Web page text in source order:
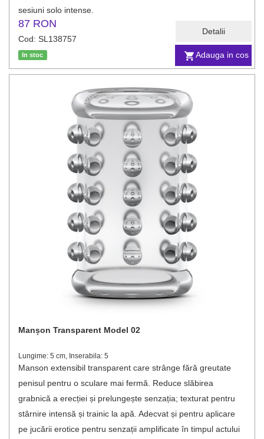
Adauga in cos
Detalii
sesiuni solo intense.
87 RON
Cod: SL138757
In stoc
Manșon Transparent Model 02
Lungime: 5 cm, Inserabila: 5
Manson extensibil transparent care strânge fără greutate
penisul pentru o sculare mai fermă. Reduce slăbirea
grabnică a erecției și prelungește senzația; texturat pentru
stârnire intensă și trainic la apă. Adecvat și pentru aplicare
pe jucării erotice pentru senzații amplificate în timpul actului